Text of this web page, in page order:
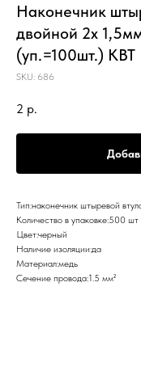
Наконечник
двойной 2х
(уп.=100шт.) КВТ
SKU: 686
2 р.
Тип:наконечник штыревой
Количество в упаковке:500 шт
Цвет:черный
Наличие изоляции:да
Материал:медь
Сечение провода:1.5 мм²